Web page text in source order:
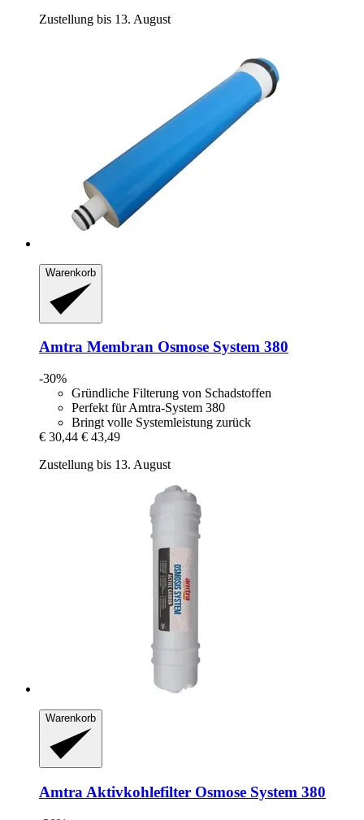
Zustellung bis 13. August
Warenkorb
Amtra Membran Osmose System 380
-30%
Gründliche Filterung von Schadstoffen
Perfekt für Amtra-System 380
Bringt volle Systemleistung zurück
€ 30,44 € 43,49
Zustellung bis 13. August
Warenkorb
Amtra Aktivkohlefilter Osmose System 380